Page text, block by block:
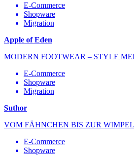
E-Commerce
Shopware
Migration
Apple of Eden
MODERN FOOTWEAR – STYLE
E-Commerce
Shopware
Migration
Suthor
VOM FÄHNCHEN BIS ZUR
E-Commerce
Shopware